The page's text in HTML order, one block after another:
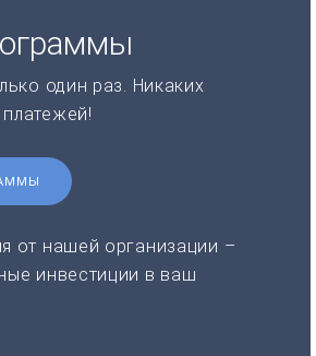
один раз. Никаких
от нашей организации –
инвестиции в ваш